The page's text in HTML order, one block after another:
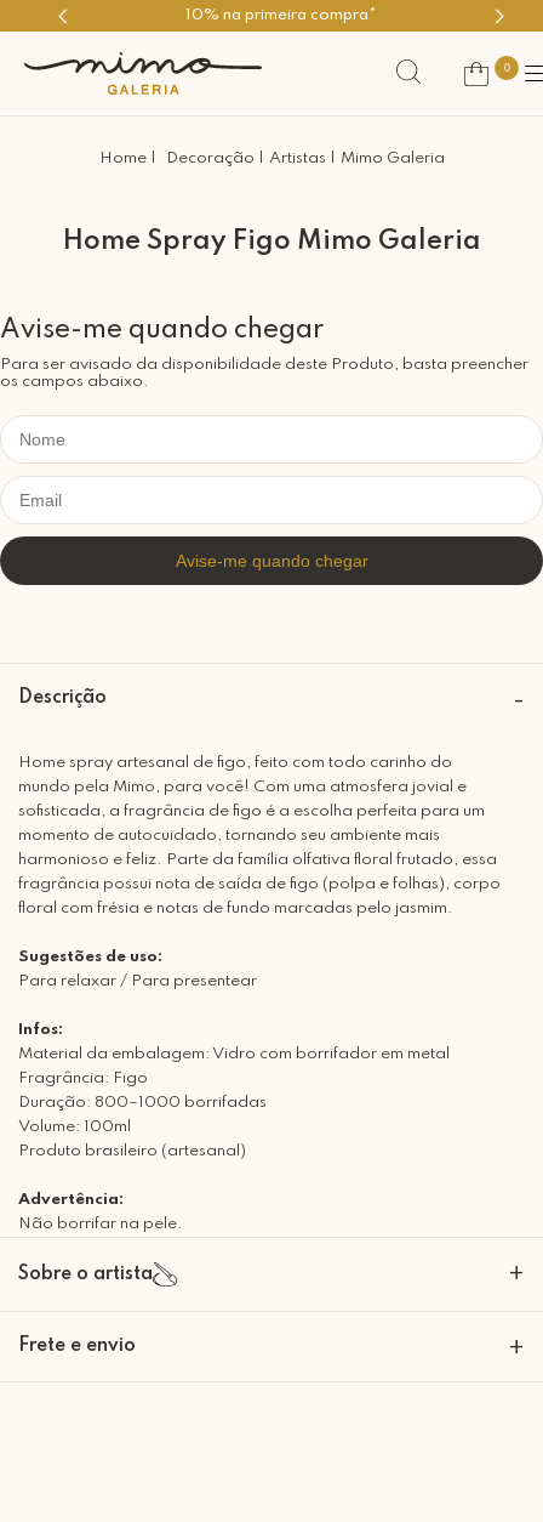
10% na primeira compra*
0
Decoração Artistas Mimo Galeria
Home Spray Figo Mimo Galeria
Para ser avisado da disponibilidade deste Produto, basta preencher
os campos abaixo.
Descrição
Home spray artesanal de figo, feito com todo carinho do
mundo pela Mimo, para você! Com uma atmosfera jovial e
sofisticada, a fragrância de figo é a escolha perfeita para um
momento de autocuidado, tornando seu ambiente mais
harmonioso e feliz. Parte da família olfativa floral frutado, essa
fragrância possui nota de saída de figo (polpa e folhas), corpo
floral com frésia e notas de fundo marcadas pelo jasmim.
Sugestões de uso:
Para relaxar / Para presentear
Infos:
Material da embalagem: Vidro com borrifador em metal
Fragrância: Figo
Duração: 800–1000 borrifadas
Volume: 100ml
Produto brasileiro (artesanal)
Advertência:
Não borrifar na pele.
Sobre o artista +
Frete e envio +